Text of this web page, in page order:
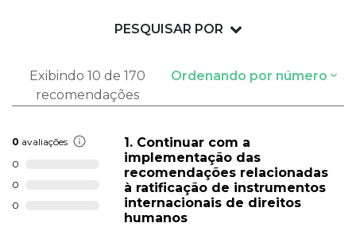
PESQUISAR POR
Exibindo 10 de 170
recomendações
Ordenando por número
0 avaliações
0
0
0
1. Continuar com a
implementação das
recomendações relacionadas
à ratificação de instrumentos
internacionais de direitos
humanos